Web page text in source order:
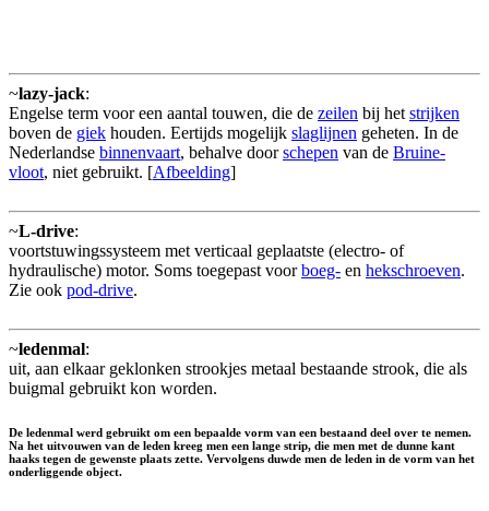
~lazy-jack:
Engelse term voor een aantal touwen, die de zeilen bij het strijken
boven de giek houden. Eertijds mogelijk slaglijnen geheten. In de
Nederlandse binnenvaart, behalve doorschepen van de Bruine-
vloot, niet gebruikt. [Afbeelding]
~L-drive:
voortstuwingssysteem met verticaal geplaatste (electro- of
hydraulische) motor. Soms toegepast voorboeg- en hekschroeven.
Zie ook pod-drive.
~ledenmal:
uit, aan elkaar geklonken strookjes metaal bestaande strook, die als
buigmal gebruikt kon worden.
De ledenmal werd gebruikt om een bepaalde vorm van een bestaand deel over te nemen.
Na het uitvouwen van de leden kreeg men een lange strip, die men met de dunne kant
haaks tegen de gewenste plaats zette. Vervolgens duwde men de leden in de vorm van het
onderliggende object.